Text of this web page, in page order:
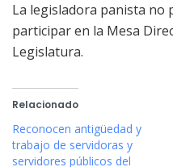
La legisladora panista no
participar en la Mesa
Legislatura.
Relacionado
Reconocen antigüedad y
trabajo de servidoras y
servidores públicos del